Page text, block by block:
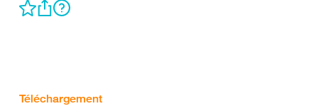
Téléchargement